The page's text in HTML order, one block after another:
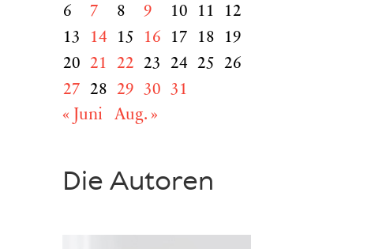
6
7 8 9 10 11
12
13
14 15 16 17 18
19
20
21 22 23 24 25
26
27
28 29 30
31
« Juni
Aug. »
Die Autoren